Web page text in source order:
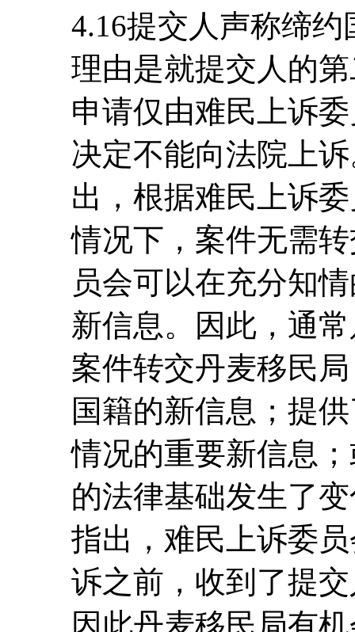
4.16提交人声称缔
理由是就提交人的
申请仅由难民上诉
决定不能向法院上
出，根据难民上诉
情况下，案件无需
员会可以在充分知
新信息。因此，通
案件转交丹麦移民
国籍的新信息；提
情况的重要新信息
的法律基础发生了
指出，难民上诉委
诉之前，收到了提
因此丹麦移民局有